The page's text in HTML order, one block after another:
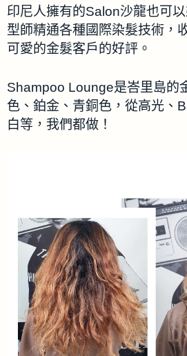
印尼人擁有的Salon沙龍也可
型師精通各種國際染髮技術，
可愛的金髮客戶的好評。
Shampoo Lounge是峇里島的
色、鉑金、青銅色，從高光、
白等，我們都做！